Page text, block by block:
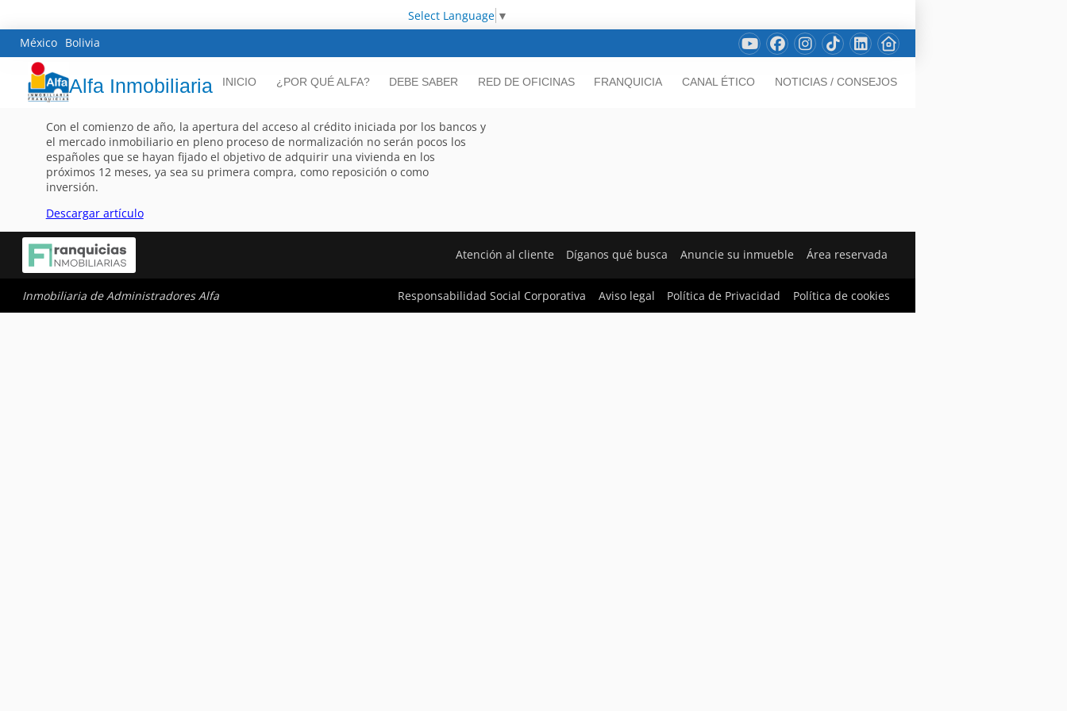
Select Language ▼
México Bolivia
Alfa Inmobiliaria INICIO ¿POR QUÉ ALFA? DEBE SABER RED DE OFICINAS FRANQUICIA CANAL ÉTICO NOTICIAS / CONSEJOS
Con el comienzo de año, la apertura del acceso al crédito iniciada por los bancos y
el mercado inmobiliario en pleno proceso de normalización no serán pocos los
españoles que se hayan fijado el objetivo de adquirir una vivienda en los
próximos 12 meses, ya sea su primera compra, como reposición o como
inversión.
Descargar artículo
Atención al cliente Díganos qué busca Anuncie su inmueble Área reservada
Inmobiliaria de Administradores Alfa Responsabilidad Social Corporativa Aviso legal Política de Privacidad Política de cookies